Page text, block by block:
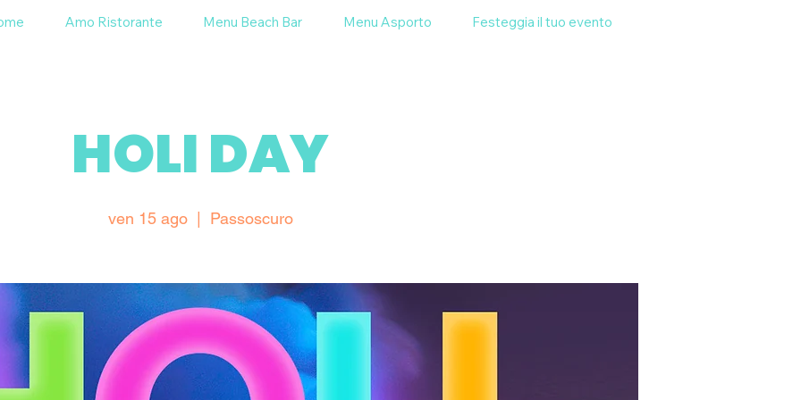
Amo Ristorante Menu Beach Bar Menu Asporto Festeggia il tuo evento
HOLI DAY
ven 15 ago
  |
Passoscuro